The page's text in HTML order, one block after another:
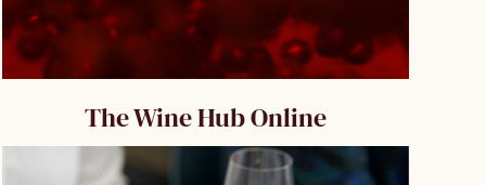
The Wine Hub Online